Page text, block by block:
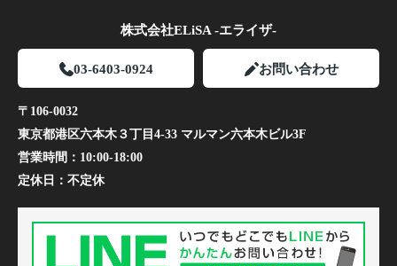
株式会社ELiSA -エライザ-
03-6403-0924 お問い合わせ
〒106-0032
東京都港区六本木３丁目4-33 マルマン六本木ビル3F
営業時間： 10:00-18:00
定休日： 不定休